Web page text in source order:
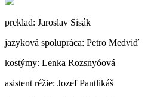
preklad: Jaroslav Sisák
jazyková spolupráca: Petro Medviď
kostýmy: Lenka Rozsnyóová
asistent réžie: Jozef Pantlikáš